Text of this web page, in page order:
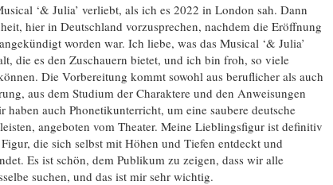
‘& Julia’ verliebt, als ich es 2022 in London sah. Dann
hier in Deutschland vorzusprechen, nachdem die Eröffnung
worden war. Ich liebe, was das Musical ‘& Julia’
die es den Zuschauern bietet, und ich bin froh, so viele
Die Vorbereitung kommt sowohl aus beruflicher als auch
aus dem Studium der Charaktere und den Anweisungen
haben auch Phonetikunterricht, um eine saubere deutsche
angeboten vom Theater. Meine Lieblingsfigur ist definitiv
die sich selbst mit Höhen und Tiefen entdeckt und
Es ist schön, dem Publikum zu zeigen, dass wir alle
suchen, und das ist mir sehr wichtig.